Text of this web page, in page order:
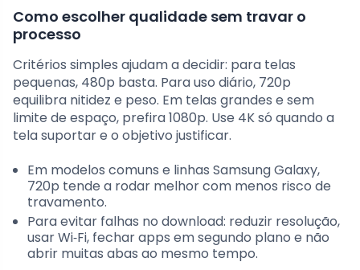
Como escolher qualidade sem travar o
processo
Critérios simples ajudam a decidir: para telas
pequenas, 480p basta. Para uso diário, 720p
equilibra nitidez e peso. Em telas grandes e sem
limite de espaço, prefira 1080p. Use 4K só quando a
tela suportar e o objetivo justificar.
Em modelos comuns e linhas Samsung Galaxy,
720p tende a rodar melhor com menos risco de
travamento.
Para evitar falhas no download: reduzir resolução,
usar Wi‑Fi, fechar apps em segundo plano e não
abrir muitas abas ao mesmo tempo.